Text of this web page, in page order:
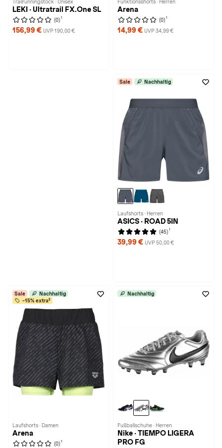
Trailrunningstock · Unisex
LEKI · Ultratrail FX.One SL
(0) 1
156,99 € UVP 190,00 €
Funktionsshorts · Herren
Arena
(0) 1
14,99 € UVP 34,99 €
Sale Nachhaltig
Laufshorts · Herren
ASICS · ROAD 5IN
(45) 1
39,99 € UVP 50,00 €
Sale
Nachhaltig
-15% extra²
Laufshorts · Damen
Arena
(0) 1
Nachhaltig
Fußballschuhe · Herren
Nike · TIEMPO LIGERA
PRO FG